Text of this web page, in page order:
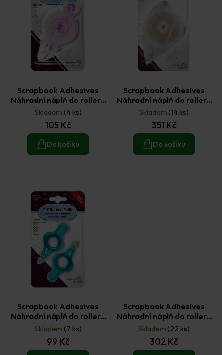
Scrapbook Adhesives
Náhradní náplň do rolleru
permanentní lepidlo 2 mm
× 12 m
Skladem (4 ks)
105 Kč
Do košíku
Scrapbook Adhesives
Náhradní náplň do rolleru
permanentní lepidlo 8 mm
× 42 m
Skladem (14 ks)
351 Kč
Do košíku
Scrapbook Adhesives
Náhradní náplň do rolleru
permanentní lepidlo
kapky 8 mm × 8 m 2 ks
Skladem (7 ks)
99 Kč
Scrapbook Adhesives
Náhradní náplň do rolleru
permanentní lepidlo
proužky 8 mm × 45 m
Skladem (22 ks)
302 Kč